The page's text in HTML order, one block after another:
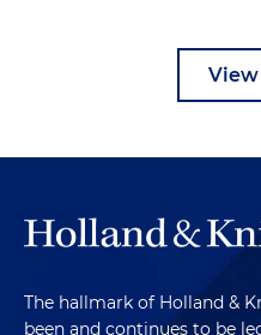
The hallmark of Holland &
been and continues to be